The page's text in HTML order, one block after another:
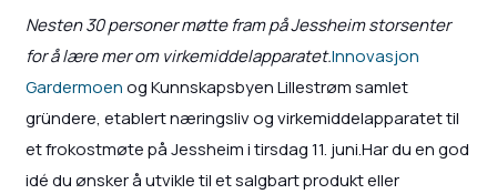
Nesten 30 personer møtte fram på Jessheim storsenter
for å lære mer om virkemiddelapparatet.Innovasjon
Gardermoenog Kunnskapsbyen Lillestrøm samlet
gründere, etablert næringsliv og virkemiddelapparatet til
et frokostmøte på Jessheim i tirsdag 11. juni.Har du en god
idé du ønsker å utvikle til et salgbart produkt eller